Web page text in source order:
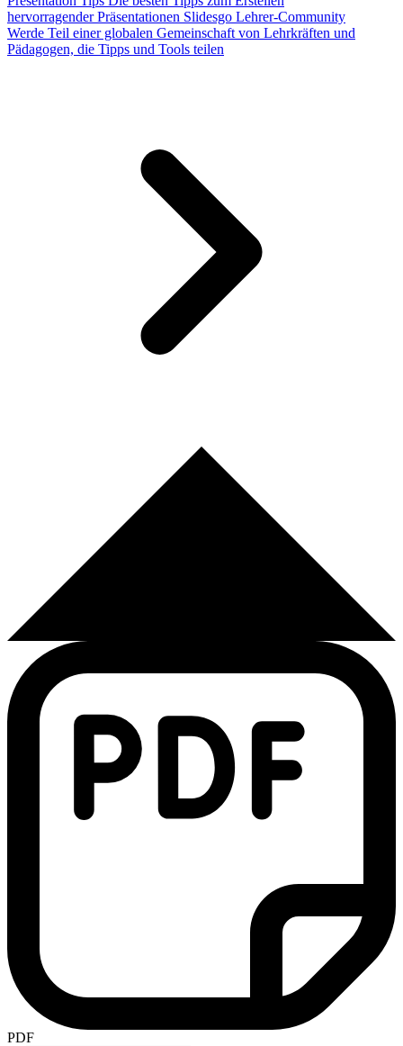
hervorragender Präsentationen Slidesgo Lehrer-Community
Werde Teil einer globalen Gemeinschaft von Lehrkräften und
Pädagogen, die Tipps und Tools teilen
PDF